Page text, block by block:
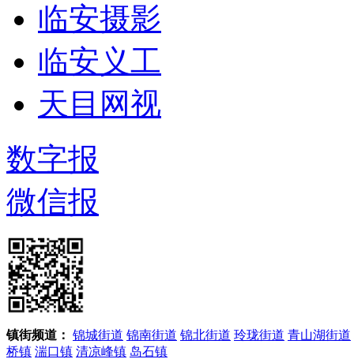
临安摄影
临安义工
天目网视
数字报
微信报
镇街频道： 锦城街道 锦南街道 锦北街道 玲珑街道 青山湖街道
桥镇 湍口镇 清凉峰镇 岛石镇